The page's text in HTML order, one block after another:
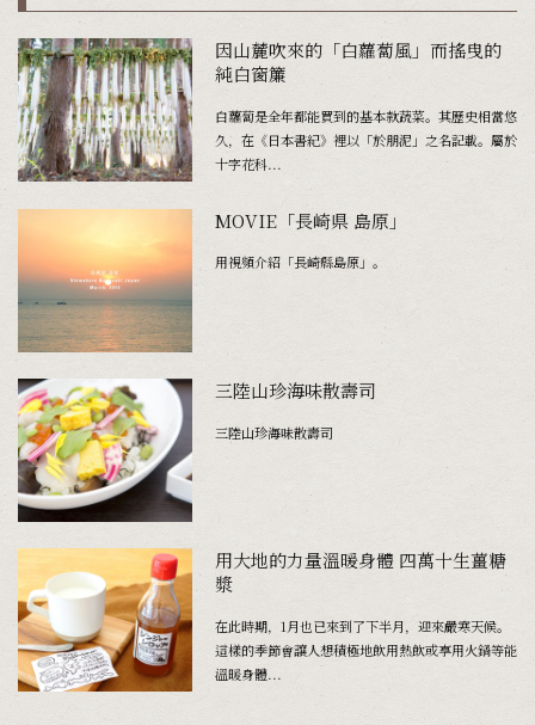
因山麓吹來的「白蘿蔔風」而搖曳的
純白窗簾
白蘿蔔是全年都能買到的基本款蔬菜。其歷史相當悠
久，在《日本書紀》裡以「於朋泥」之名記載。屬於
十字花科...
MOVIE「長崎県 島原」
用視頻介紹「長崎縣島原」。
三陸山珍海味散壽司
三陸山珍海味散壽司
用大地的力量溫暖身體 四萬十生薑糖
漿
在此時期，1月也已來到了下半月，迎來嚴寒天候。
這樣的季節會讓人想積極地飲用熱飲或享用火鍋等能
溫暖身體...